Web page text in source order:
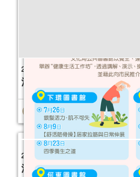
2026年故事天地 (1-6月)
活動日期： 2026年01月03日
2025年“圖書館e學堂”
活動日期：2025年11月15日